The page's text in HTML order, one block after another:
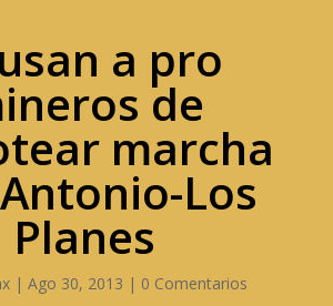
a pro
de
marcha
Los
Planes
| Ago 30, 2013 | 0 Comentarios